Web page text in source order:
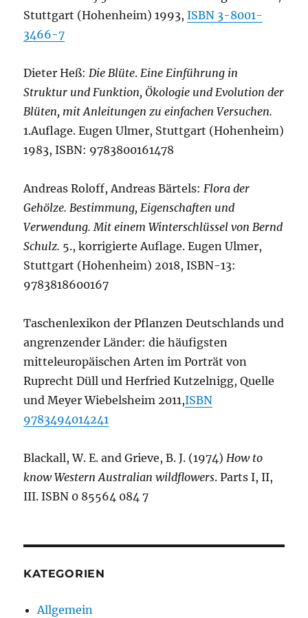
Stuttgart (Hohenheim) 1993,ISBN 3-8001-
3466-7
Dieter Heß:Die Blüte. Eine Einführung in
Struktur und Funktion, Ökologie und Evolution der
Blüten, mit Anleitungen zu einfachen Versuchen.
1.Auflage. Eugen Ulmer, Stuttgart (Hohenheim)
1983, ISBN: 9783800161478
Andreas Roloff, Andreas Bärtels:Flora der
Gehölze. Bestimmung, Eigenschaften und
Verwendung. Mit einem Winterschlüssel von Bernd
Schulz. 5., korrigierte Auflage. Eugen Ulmer,
Stuttgart (Hohenheim) 2018, ISBN-13:
9783818600167
Taschenlexikon der Pflanzen Deutschlands und
angrenzender Länder: die häufigsten
mitteleuropäischen Arten im Porträt von
Ruprecht Düll und Herfried Kutzelnigg, Quelle
und Meyer Wiebelsheim 2011,ISBN
9783494014241
Blackall, W. E. and Grieve, B. J. (1974)How to
know Western Australian wildflowers. Parts I, II,
III. ISBN 0 85564 084 7
KATEGORIEN
Allgemein